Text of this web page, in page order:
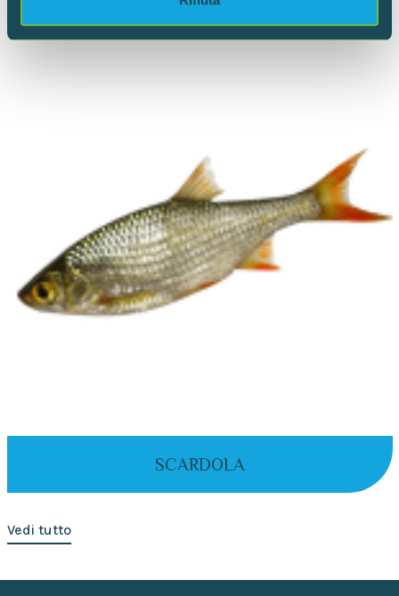
nostri partner che si occupano di analisi dei dati web,
pubblicità e social media, i quali potrebbero combinarle
SCARDOLA
Vedi tutto